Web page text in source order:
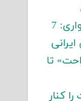
نورپردازی مخفی با ال ای دی نواری: 7
تا
را کنار